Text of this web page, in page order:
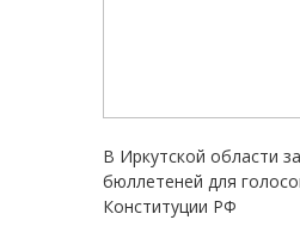
В Иркутской области
бюллетеней для
Конституции РФ